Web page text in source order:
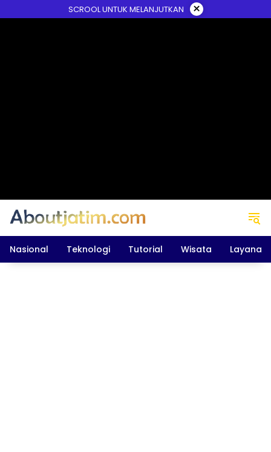
to
SCROOL UNTUK MELANJUTKAN ×
Nasional Teknologi Tutorial Wisata Layanan